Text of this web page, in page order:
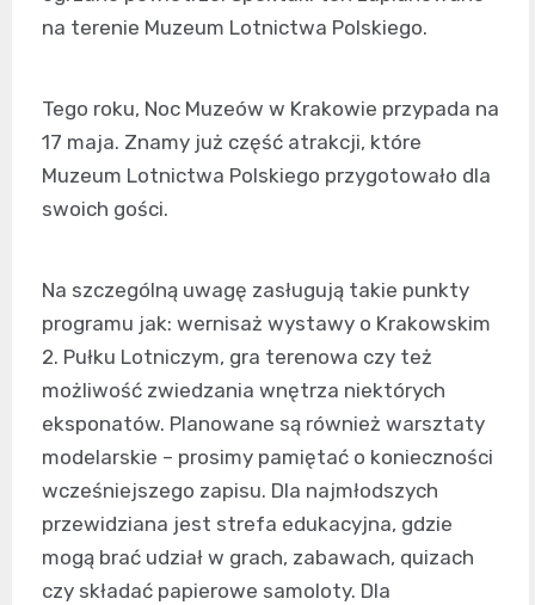
na terenie Muzeum Lotnictwa Polskiego.
Tego roku, Noc Muzeów w Krakowie przypada na
17 maja. Znamy już część atrakcji, które
Muzeum Lotnictwa Polskiego przygotowało dla
swoich gości.
Na szczególną uwagę zasługują takie punkty
programu jak: wernisaż wystawy o Krakowskim
2. Pułku Lotniczym, gra terenowa czy też
możliwość zwiedzania wnętrza niektórych
eksponatów. Planowane są również warsztaty
modelarskie – prosimy pamiętać o konieczności
wcześniejszego zapisu. Dla najmłodszych
przewidziana jest strefa edukacyjna, gdzie
mogą brać udział w grach, zabawach, quizach
czy składać papierowe samoloty. Dla